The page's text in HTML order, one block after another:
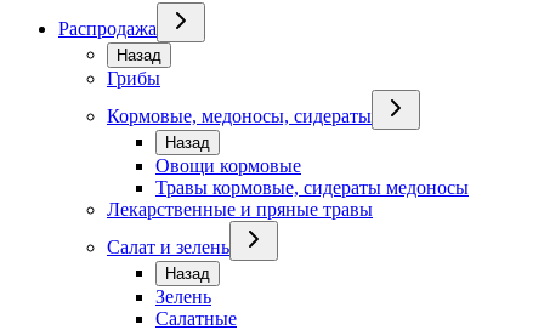
Распродажа
Назад
Грибы
Кормовые, медоносы, сидераты
Назад
Овощи кормовые
Травы кормовые, сидераты медоносы
Лекарственные и пряные травы
Салат и зелень
Назад
Зелень
Салатные